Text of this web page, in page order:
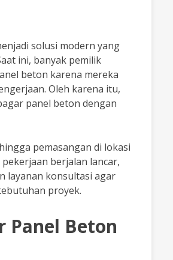
solusi modern yang
ini, banyak pemilik
beton karena mereka
Oleh karena itu,
panel beton dengan
pemasangan di lokasi
berjalan lancar,
layanan konsultasi agar
proyek.
Panel Beton